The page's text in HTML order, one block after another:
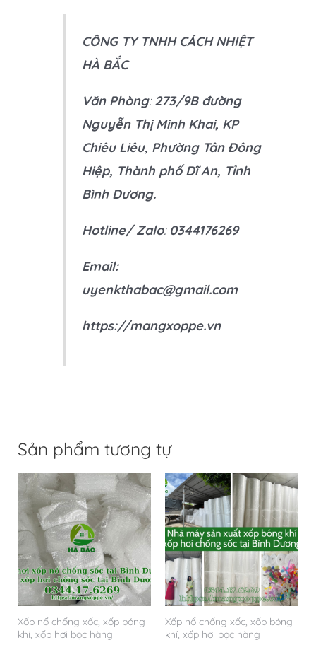
CÔNG TY TNHH CÁCH NHIỆT
HÀ BẮC
Văn Phòng:273/9B đường
Nguyễn Thị Minh Khai, KP
Chiêu Liêu, Phường Tân Đông
Hiệp, Thành phố Dĩ An, Tỉnh
Bình Dương.
Hotline/ Zalo:0344176269
Email:
uyenkthabac@gmail.com
https://mangxoppe.vn
Sản phẩm tương tự
Xốp nổ chống xốc, xốp bóng
khí, xốp hơi bọc hàng
Xốp nổ chống xốc, xốp bóng
khí, xốp hơi bọc hàng